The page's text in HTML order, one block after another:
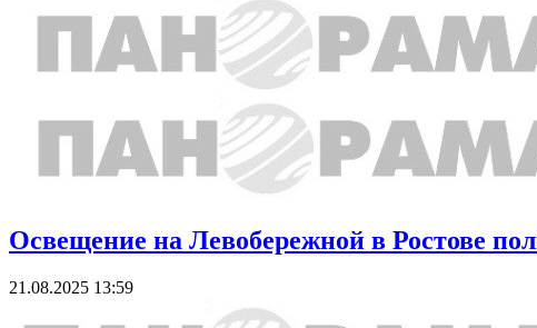
Освещение на Левобережной в Ростове
21.08.2025 13:59